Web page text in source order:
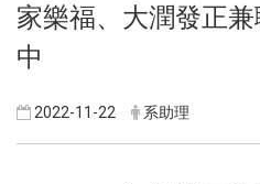
家樂福、大潤發正
中
2022-11-22 系助理